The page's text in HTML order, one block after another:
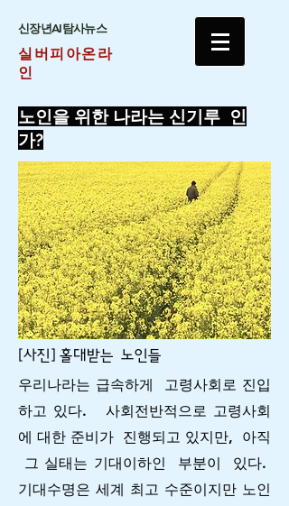
​신장년AI탐사뉴스
실버피아온라
인
노인을 위한 나라는 신기루 인
가?
[사진] 홀대받는 노인들
우리나라는 급속하게 고령사회로 진입
하고 있다. 사회전반적으로 고령사회
에 대한 준비가 진행되고 있지만, 아직
그 실태는 기대이하인 부분이 있다.
기대수명은 세계 최고 수준이지만 노인